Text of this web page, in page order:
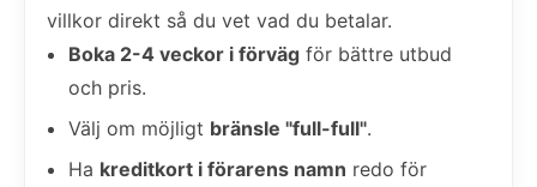
villkor direkt så du vet vad du betalar.
Boka 2-4 veckor i förväg för bättre utbud
och pris.
Välj om möjligt bränsle "full-full".
Ha kreditkort i förarens namn redo för